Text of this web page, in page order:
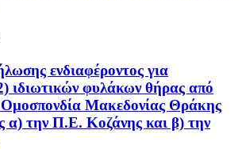
ενδιαφέροντος για
ιδιωτικών φυλάκων θήρας από
Μακεδονίας Θράκης
α) την Π.Ε. Κοζάνης και β) την